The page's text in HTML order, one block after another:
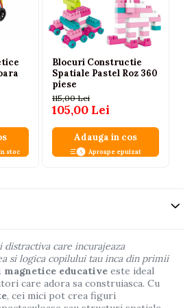
stoc
Blocuri Constructie
Spatiale Pastel Roz 360
piese
115,00 Lei
105,00 Lei
Adauga in cos
Aproape epuizat
distractiva care incurajeaza
si logica copilului tau inca din primii
educative este ideal
care adora sa construiasca. Cu
, cei mici pot crea figuri